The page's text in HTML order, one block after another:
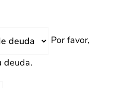
Por favor,
deuda.